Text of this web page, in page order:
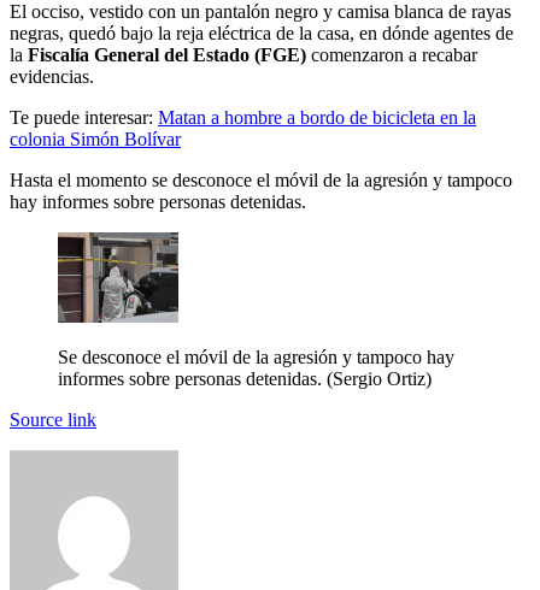
El occiso, vestido con un pantalón negro y camisa blanca de rayas
negras, quedó bajo la reja eléctrica de la casa, en dónde agentes de
la Fiscalía General del Estado (FGE) comenzaron a recabar
evidencias.
Te puede interesar: Matan a hombre a bordo de bicicleta en la
colonia Simón Bolívar
Hasta el momento se desconoce el móvil de la agresión y tampoco
hay informes sobre personas detenidas.
Se desconoce el móvil de la agresión y tampoco hay
informes sobre personas detenidas. (Sergio Ortiz)
Source link